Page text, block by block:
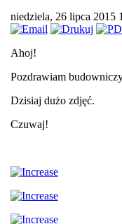
niedziela, 26 lipca 2015
Ahoj!
Pozdrawiam
Dzisiaj dużo zdjęć.
Czuwaj!